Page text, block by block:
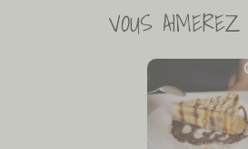
VOUS